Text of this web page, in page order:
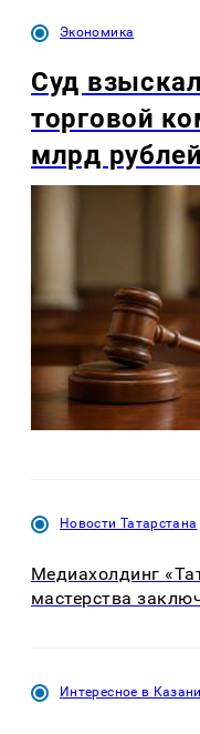
Экономика
Суд
торговой
млрд рублей
Новости Татарстана
Медиахолдинг
мастерства
Интересное в Казани